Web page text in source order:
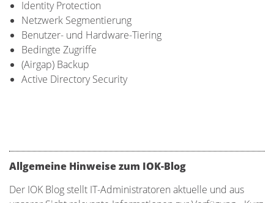
Identity Protection
Netzwerk Segmentierung
Benutzer- und Hardware-Tiering
Bedingte Zugriffe
(Airgap) Backup
Active Directory Security
Allgemeine Hinweise zum IOK-Blog
Der IOK Blog stellt IT-Administratoren aktuelle und aus